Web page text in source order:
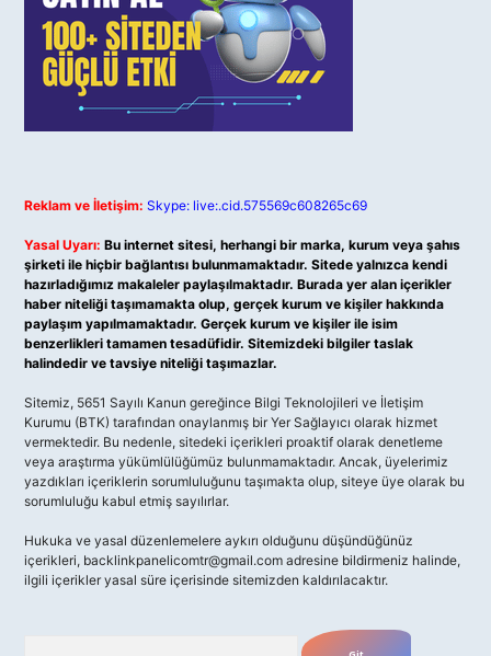
Reklam ve İletişim: Skype: live:.cid.575569c608265c69
Yasal Uyarı: Bu internet sitesi, herhangi bir marka, kurum veya şahıs
şirketi ile hiçbir bağlantısı bulunmamaktadır. Sitede yalnızca kendi
hazırladığımız makaleler paylaşılmaktadır. Burada yer alan içerikler
haber niteliği taşımamakta olup, gerçek kurum ve kişiler hakkında
paylaşım yapılmamaktadır. Gerçek kurum ve kişiler ile isim
benzerlikleri tamamen tesadüfidir. Sitemizdeki bilgiler taslak
halindedir ve tavsiye niteliği taşımazlar.
Sitemiz, 5651 Sayılı Kanun gereğince Bilgi Teknolojileri ve İletişim
Kurumu (BTK) tarafından onaylanmış bir Yer Sağlayıcı olarak hizmet
vermektedir. Bu nedenle, sitedeki içerikleri proaktif olarak denetleme
veya araştırma yükümlülüğümüz bulunmamaktadır. Ancak, üyelerimiz
yazdıkları içeriklerin sorumluluğunu taşımakta olup, siteye üye olarak bu
sorumluluğu kabul etmiş sayılırlar.
Hukuka ve yasal düzenlemelere aykırı olduğunu düşündüğünüz
içerikleri, backlinkpanelicomtr@gmail.com adresine bildirmeniz halinde,
ilgili içerikler yasal süre içerisinde sitemizden kaldırılacaktır.